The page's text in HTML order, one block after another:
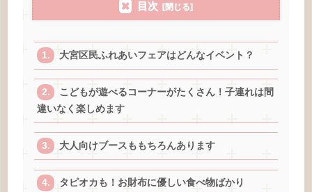
目次
大宮区民ふれあいフェアはどんなイベント？
こどもが遊べるコーナーがたくさん！子連れは間
違いなく楽しめます
大人向けブースももちろんあります
タピオカも！お財布に優しい食べ物ばかり